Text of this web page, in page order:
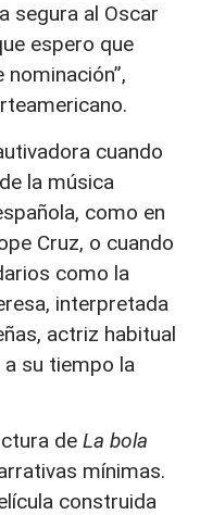
segura al Oscar
espero que
cuando
la música
como en
Cruz, o cuando
como la
interpretada
actriz habitual
a su tiempo la
de La bola
mínimas.
construida